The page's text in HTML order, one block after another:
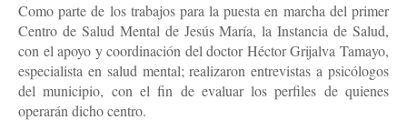
Como parte de los trabajos para la puesta en marcha del primer
Centro de Salud Mental de Jesús María, la Instancia de Salud,
con el apoyo y coordinación del doctor Héctor Grijalva Tamayo,
especialista en salud mental; realizaron entrevistas a psicólogos
del municipio, con el fin de evaluar los perfiles de quienes
operarán dicho centro.